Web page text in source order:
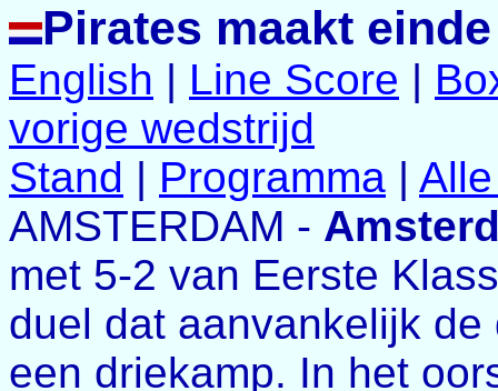
Pirates maakt
English | Line Score |
vorige wedstrijd
Stand | Programma |
AMSTERDAM -
met 5-2 van Eerste
duel dat aanvankelijk
een driekamp. In het